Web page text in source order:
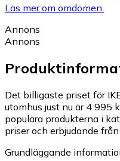
Läs mer om omdömen.
Annons
Annons
Det billigaste priset för
utomhus just nu är 4 995
populära produkterna i
priser och erbjudande
Grundläggande